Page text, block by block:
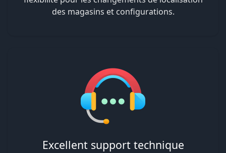
des magasins et configurations.
Excellent support technique